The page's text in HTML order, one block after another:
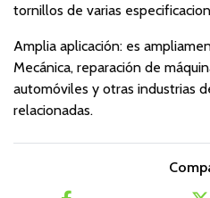
tornillos de varias
Amplia aplicación: es
Mecánica, reparación de
automóviles y otras industrias
relacionadas.